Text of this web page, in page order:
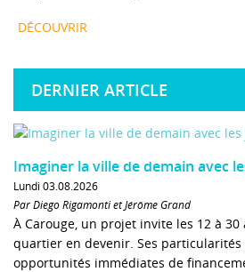
DÉCOUVRIR
DERNIER ARTICLE
Imaginer la ville de demain avec
Lundi 03.08.2026
Par Diego Rigamonti et Jérôme Grand
À Carouge, un projet invite les 12 à
quartier en devenir. Ses particularités
opportunités immédiates de